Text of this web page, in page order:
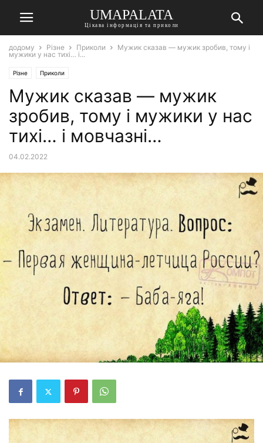
UMAPALATA
Цікава інформація та приколи
додому Різне Приколи
Мужик сказав — мужик зробив, тому і
мужики у нас тихі… і...
Різне Приколи
Мужик сказав — мужик
зробив, тому і мужики у нас
тихі… і мовчазні…
04.02.2022